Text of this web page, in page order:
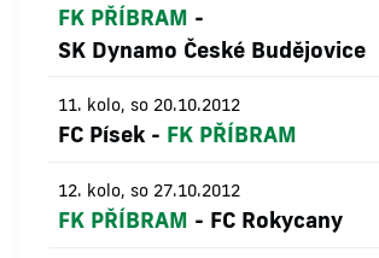
FK PŘÍBRAM -
SK Dynamo České Budějovice
11. kolo, so 20.10.2012
FC Písek - FK PŘÍBRAM
12. kolo, so 27.10.2012
FK PŘÍBRAM - FC Rokycany